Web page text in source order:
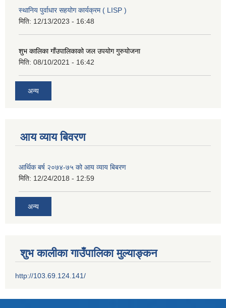
स्थानिय पुर्वाधार सहयोग कार्यक्रम ( LISP )
मिति: 12/13/2023 - 16:48
शुभ कालिका गाँउपालिकाको जल उपयोग गुरुयोजना
मिति: 08/10/2021 - 16:42
अन्य
आय व्याय बिवरण
आर्थिक बर्ष २०७४-७५ को आय व्याय बिबरण
मिति: 12/24/2018 - 12:59
अन्य
शुभ कालीका गाउँपालिका मुल्याङ्कन
http://103.69.124.141/